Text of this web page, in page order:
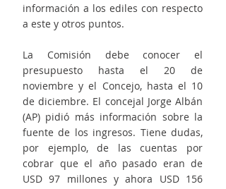
información a los ediles con respecto
a este y otros puntos.
La Comisión debe conocer el
presupuesto hasta el 20 de
noviembre y el Concejo, hasta el 10
de diciembre. El concejal Jorge Albán
(AP) pidió más información sobre la
fuente de los ingresos. Tiene dudas,
por ejemplo, de las cuentas por
cobrar que el año pasado eran de
USD 97 millones y ahora USD 156